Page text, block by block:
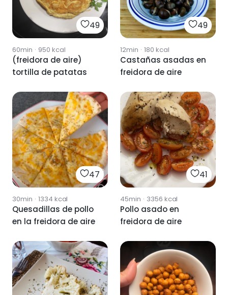
49
60min · 950 kcal
(freidora de aire)
tortilla de patatas
49
12min · 180 kcal
Castañas asadas en
freidora de aire
47
30min · 1334 kcal
Quesadillas de pollo
en la freidora de aire
41
45min · 3356 kcal
Pollo asado en
freidora de aire